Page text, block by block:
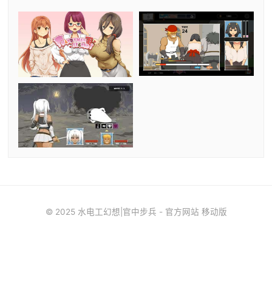
© 2025 水电工幻想|官中步兵 - 官方网站 移动版